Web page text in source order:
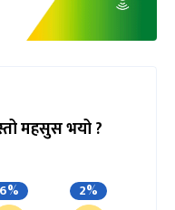
महसुस भयो ?
6% 2%